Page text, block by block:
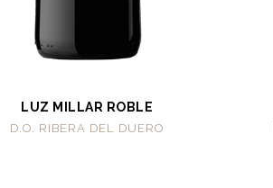
LUZ MILLAR ROBLE
D.O. RIBERA DEL DUERO